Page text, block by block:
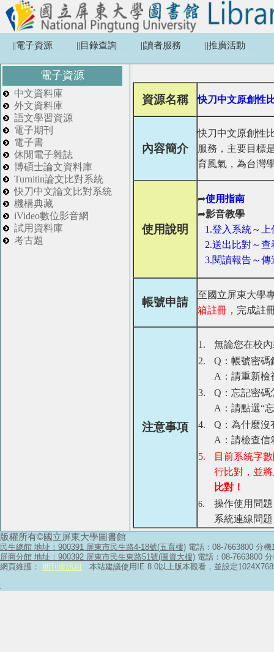
||電子資源 ||目錄查詢 ||讀者服務 ||推廣活動
電子資源
中文資料庫
外文資料庫
語文學習資源
電子期刊
電子書
休閒電子雜誌
博碩士論文資料庫
Turnitin論文比對系統
快刀中文論文比對系統
機構典藏
iVideo數位影音網
試用資料庫
考古題
資源名稱 快刀中文原創性
內容簡介
快刀中文原創性
服務，主要目標
育風氣，為台灣
使用說明
➦使用指南
➦影音教學
1.登入系統～上
2.送出比對～查
3.閱讀報告～傳
帳號申請
至國立屏東大學
箱註冊 ，完成註
注意事項
1.
無論您在校
2.
Q：帳號密碼
A：請重新檢
3.
Q：忘記密碼
A：請點選“
4.
Q：為什麼沒
A：請檢查信
5.
目前系統字
行比對，並
比對！
6.
操作使用問
系統連線問
版權所有©國立屏東大學圖書館
民生總館 地址：900391 屏東市民生路4-18號(五育樓) 電話：08-7663800 分
屏商分館 地址：900392 屏東市民生東路51號(圖資大樓) 電話：08-7663800
網頁維護： 期刊資訊組 本站建議使用IE 8.0以上版本觀看，並設定
.